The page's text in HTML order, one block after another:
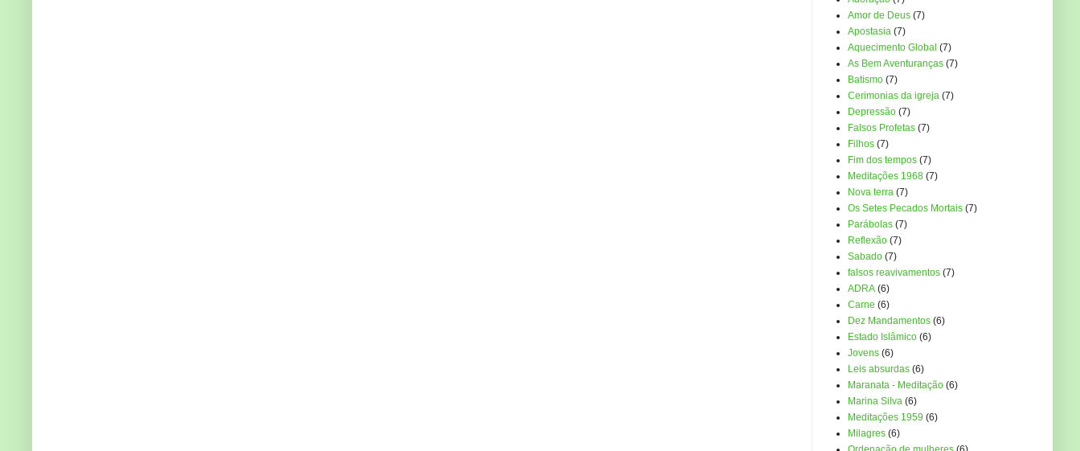
Amor de Deus (7)
Apostasia (7)
Aquecimento Global (7)
As Bem Aventuranças (7)
Batismo (7)
Cerimonias da igreja (7)
Depressão (7)
Falsos Profetas (7)
Filhos (7)
Fim dos tempos (7)
Meditações 1968 (7)
Nova terra (7)
Os Setes Pecados Mortais (7)
Parábolas (7)
Reflexão (7)
Sabado (7)
falsos reavivamentos (7)
ADRA (6)
Carne (6)
Dez Mandamentos (6)
Estado Islâmico (6)
Jovens (6)
Leis absurdas (6)
Maranata - Meditação (6)
Marina Silva (6)
Meditações 1959 (6)
Milagres (6)